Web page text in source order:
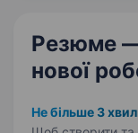
Резюме
нової
Не більше 3